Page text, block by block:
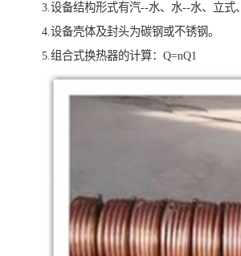
3.设备结构形式有汽--水、水--水、立式
4.设备壳体及封头为碳钢或不锈钢。
5.组合式换热器的计算：Q=nQ1